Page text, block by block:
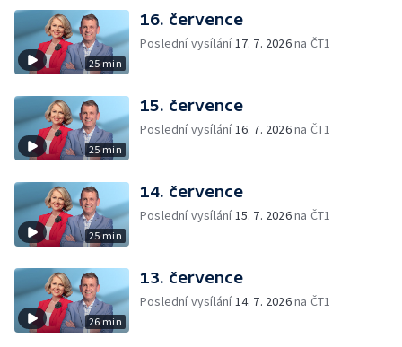
25 min
16. července
Poslední vysílání17. 7. 2026na ČT1
25 min
15. července
Poslední vysílání16. 7. 2026na ČT1
25 min
14. července
Poslední vysílání15. 7. 2026na ČT1
26 min
13. července
Poslední vysílání14. 7. 2026na ČT1